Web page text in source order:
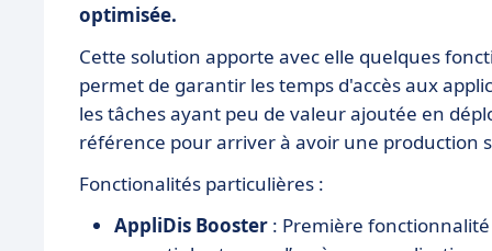
optimisée.
Cette solution apporte avec elle quelques
permet de garantir les temps d'accès aux
les tâches ayant peu de valeur ajoutée en
référence pour arriver à avoir une production
Fonctionalités particulières :
AppliDis Booster : Première